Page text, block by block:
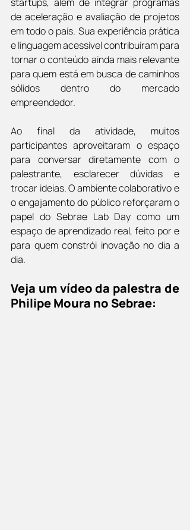
de aceleração e avaliação de projetos
em todo o país. Sua experiência prática
e linguagem acessível contribuíram para
tornar o conteúdo ainda mais relevante
para quem está em busca de caminhos
sólidos dentro do mercado
empreendedor.
Ao final da atividade, muitos
participantes aproveitaram o espaço
para conversar diretamente com o
palestrante, esclarecer dúvidas e
trocar ideias. O ambiente colaborativo e
o engajamento do público reforçaram o
papel do Sebrae Lab Day como um
espaço de aprendizado real, feito por e
para quem constrói inovação no dia a
dia.
Veja um vídeo da palestra de
Philipe Moura no Sebrae: